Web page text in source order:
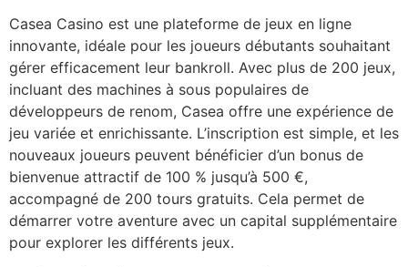
Casea Casino est une plateforme de jeux en ligne
innovante, idéale pour les joueurs débutants souhaitant
gérer efficacement leur bankroll. Avec plus de 200 jeux,
incluant des machines à sous populaires de
développeurs de renom, Casea offre une expérience de
jeu variée et enrichissante. L’inscription est simple, et les
nouveaux joueurs peuvent bénéficier d’un bonus de
bienvenue attractif de 100 % jusqu’à 500 €,
accompagné de 200 tours gratuits. Cela permet de
démarrer votre aventure avec un capital supplémentaire
pour explorer les différents jeux.